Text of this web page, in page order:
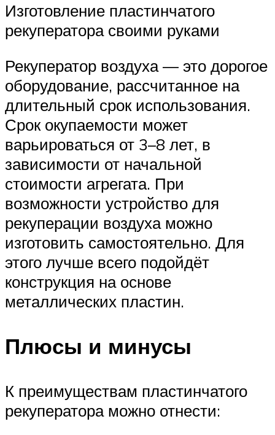
Изготовление пластинчатого
рекуператора своими руками
Рекуператор воздуха — это дорогое
оборудование, рассчитанное на
длительный срок использования.
Срок окупаемости может
варьироваться от 3–8 лет, в
зависимости от начальной
стоимости агрегата. При
возможности устройство для
рекуперации воздуха можно
изготовить самостоятельно. Для
этого лучше всего подойдёт
конструкция на основе
металлических пластин.
Плюсы и минусы
К преимуществам пластинчатого
рекуператора можно отнести: